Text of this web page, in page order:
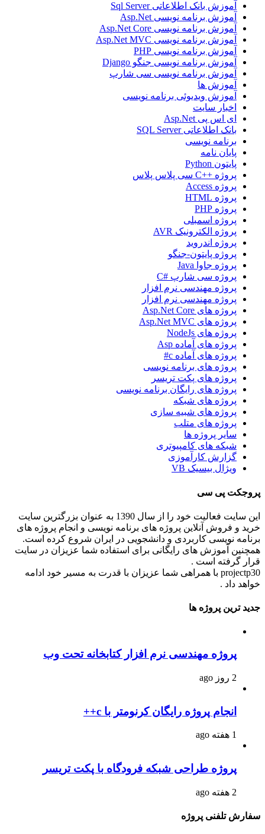
آموزش بانک اطلاعاتی Sql Server
آموزش برنامه نویسی Asp.Net
آموزش برنامه نویسی Asp.Net Core
آموزش برنامه نویسی Asp.Net MVC
آموزش برنامه نویسی PHP
آموزش برنامه نویسی جنگو Django
آموزش برنامه نویسی سی شارپ
آموزش ها
آموزش ویدیوئی برنامه نویسی
اخبار سایت
ای اس پی Asp.Net
بانک اطلاعاتی SQL Server
برنامه نویسی
پایان نامه
پایتون Python
پروژه ++C سی پلاس پلاس
پروژه Access
پروژه HTML
پروژه PHP
پروژه اسمبلی
پروژه الکترونیک AVR
پروژه اندروید
پروژه پایتون-جنگو
پروژه جاوا Java
پروژه سی شارپ #C
پروژه مهندسی نرم افزار
پروژه مهندسی نرم افزار
پروژه های Asp.Net Core
پروژه های Asp.Net MVC
پروژه های NodeJs
پروژه های آماده Asp
پروژه های آماده c#
پروژه های برنامه نویسی
پروژه های پکت تریسر
پروژه های رایگان برنامه نویسی
پروژه های شبکه
پروژه های شبیه سازی
پروژه های متلب
سایر پروژه ها
شبکه های کامپیوتری
گزارش کارآموزی
ویژال بیسیک VB
پروجکت پی سی
این سایت فعالیت خود را از سال 1390 به عنوان بزرگترین سایت
خرید و فروش آنلاین پروژه های برنامه نویسی و انجام پروژه های
برنامه نویسی کاربردی و دانشجویی در ایران شروع کرده است.
همچنین آموزش های رایگانی برای استفاده شما عزیزان در سایت
قرار گرفته است .
projectp30 با همراهی شما عزیزان با قدرت به مسیر خود ادامه
خواهد داد .
جدید ترین پروژه ها
پروژه مهندسی نرم افزار کتابخانه تحت وب
2 روز ago
انجام پروژه رایگان کرنومتر با c++
1 هفته ago
پروژه طراحی شبکه فرودگاه با پکت تریسر
2 هفته ago
سفارش تلفنی پروژه